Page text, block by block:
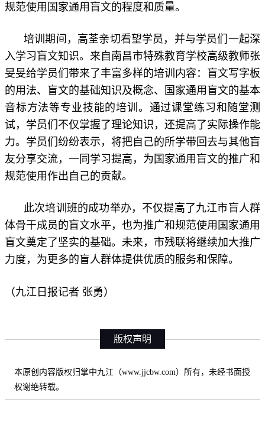
规范使用国家通用盲文的程度和质量。
培训期间，高荃亲切看望学员，并与学员们一起深
入学习盲文知识。来自南昌市特殊教育学校高级教师张
旻旻给学员们带来了丰富多样的培训内容：盲文写字板
的用法、盲文的基础知识及概念、国家通用盲文的基本
音标方法等专业技能的培训。通过课堂练习和随堂测
试，学员们不仅掌握了理论知识，还提高了实际操作能
力。学员们纷纷表示，将把自己的所学带回去与其他盲
友分享交流，一同学习提高，为国家通用盲文的推广和
规范使用作出自己的贡献。
此次培训班的成功举办，不仅提高了九江市盲人群
体骨干成员的盲文水平，也为推广和规范使用国家通用
盲文奠定了坚实的基础。未来，市残联将继续加大推广
力度，为更多的盲人群体提供优质的服务和保障。
（九江日报记者 张勇）
版权声明
本原创内容版权归掌中九江（www.jjcbw.com）所有，未经书面授
权谢绝转载。